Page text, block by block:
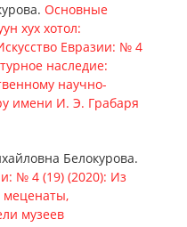
Основные
хух хотол:
Евразии: № 4
наследие:
научно-
имени И. Э. Грабаря
Белокурова.
№ 4 (19) (2020): Из
меценаты,
музеев